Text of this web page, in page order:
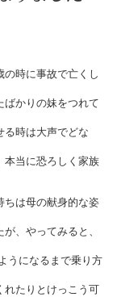
時に事故で亡くし
ばかりの妹をつれて
る時は大声でどな
本当に恐ろしく家族
ちは母の献身的な姿
、やってみると、
うになるまで乗り方
れたりとけっこう可